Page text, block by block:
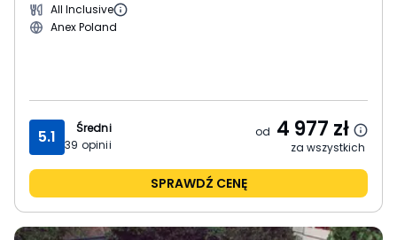
All Inclusive
Anex Poland
5.1
Średni
39 opinii
od 4 977 zł
za wszystkich
SPRAWDŹ CENĘ